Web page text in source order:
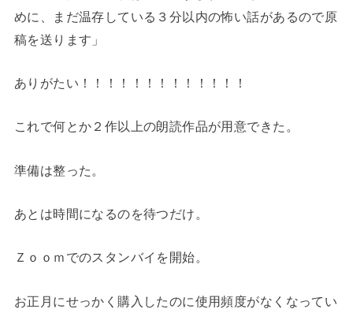
めに、まだ温存している３分以内の怖い話があるので原
稿を送ります」
ありがたい！！！！！！！！！！！！！
これで何とか２作以上の朗読作品が用意できた。
準備は整った。
あとは時間になるのを待つだけ。
Ｚｏｏｍでのスタンバイを開始。
お正月にせっかく購入したのに使用頻度がなくなってい